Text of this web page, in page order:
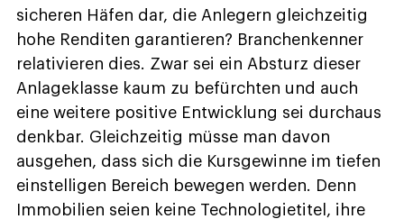
sicheren Häfen dar, die Anlegern gleichzeitig
hohe Renditen garantieren? Branchenkenner
relativieren dies. Zwar sei ein Absturz dieser
Anlageklasse kaum zu befürchten und auch
eine weitere positive Entwicklung sei durchaus
denkbar. Gleichzeitig müsse man davon
ausgehen, dass sich die Kursgewinne im tiefen
einstelligen Bereich bewegen werden. Denn
Immobilien seien keine Technologietitel, ihre